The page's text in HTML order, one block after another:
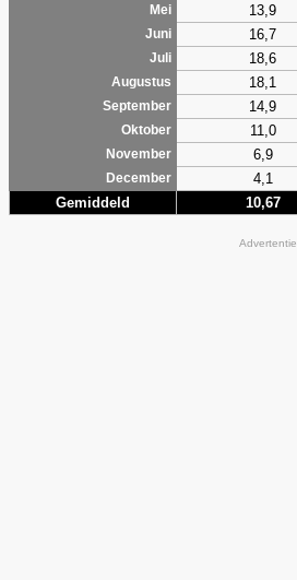
Mei
13,9
Juni
16,7
Juli
18,6
Augustus
18,1
September
14,9
Oktober
11,0
November
6,9
December
4,1
Gemiddeld 10,67
Advertentie